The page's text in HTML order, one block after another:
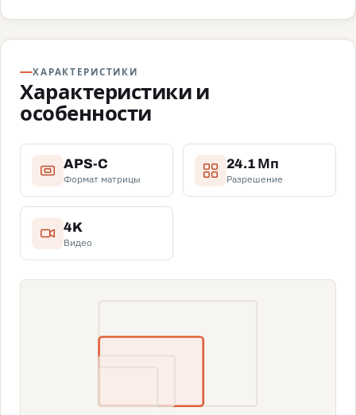
ХАРАКТЕРИСТИКИ
Характеристики и
особенности
APS-C
Формат матрицы
24.1 Мп
Разрешение
4K
Видео